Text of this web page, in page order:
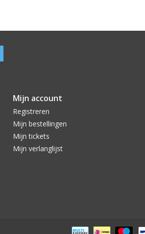
Mijn account
Registreren
Mijn bestellingen
Mijn tickets
Mijn verlanglijst